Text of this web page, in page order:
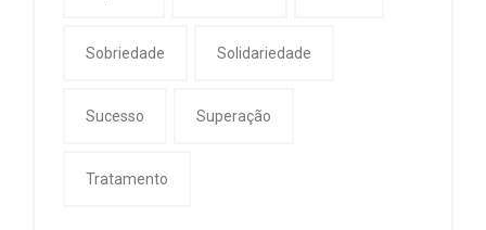
Sobriedade Solidariedade
Sucesso Superação
Tratamento